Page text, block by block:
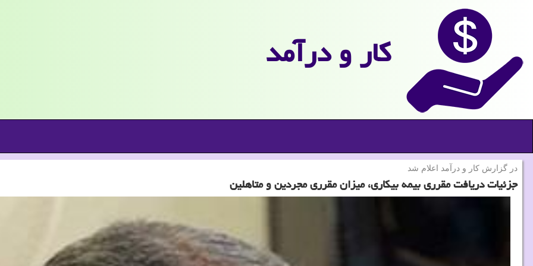
كار و درآمد
در گزارش كار و درآمد اعلام شد
جزئیات دریافت مقرری بیمه بیكاری، میزان مقرری مجردین و متاهلین